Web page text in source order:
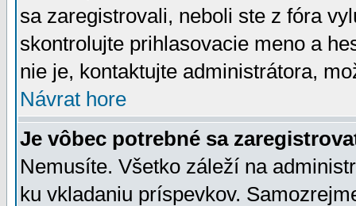
sa zaregistrovali, neboli ste z fóra
skontrolujte prihlasovacie meno a
nie je, kontaktujte administrátora,
Návrat hore
Je vôbec potrebné sa
Nemusíte. Všetko záleží na
ku vkladaniu príspevkov.